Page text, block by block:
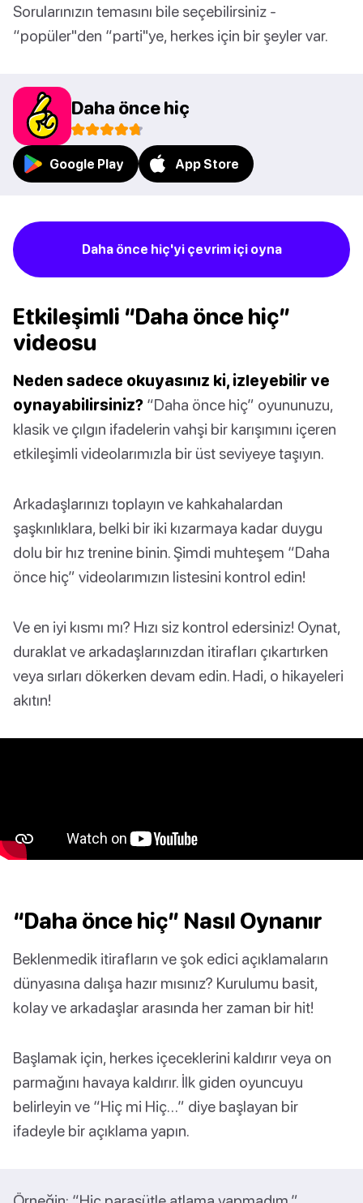
Sorularınızın temasını bile seçebilirsiniz -
“popüler"den “parti"ye, herkes için bir şeyler var.
Daha önce hiç
Google Play App Store
Daha önce hiç'yi çevrim içi oyna
Etkileşimli “Daha önce hiç”
videosu
Neden sadece okuyasınız ki, izleyebilir ve
oynayabilirsiniz? “Daha önce hiç” oyununuzu,
klasik ve çılgın ifadelerin vahşi bir karışımını içeren
etkileşimli videolarımızla bir üst seviyeye taşıyın.
Arkadaşlarınızı toplayın ve kahkahalardan
şaşkınlıklara, belki bir iki kızarmaya kadar duygu
dolu bir hız trenine binin. Şimdi muhteşem “Daha
önce hiç” videolarımızın listesini kontrol edin!
Ve en iyi kısmı mı? Hızı siz kontrol edersiniz! Oynat,
duraklat ve arkadaşlarınızdan itirafları çıkartırken
veya sırları dökerken devam edin. Hadi, o hikayeleri
akıtın!
“Daha önce hiç” Nasıl Oynanır
Beklenmedik itirafların ve şok edici açıklamaların
dünyasına dalışa hazır mısınız? Kurulumu basit,
kolay ve arkadaşlar arasında her zaman bir hit!
Başlamak için, herkes içeceklerini kaldırır veya on
parmağını havaya kaldırır. İlk giden oyuncuyu
belirleyin ve “Hiç mi Hiç…” diye başlayan bir
ifadeyle bir açıklama yapın.